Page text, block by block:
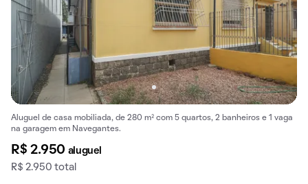
Aluguel de casa mobiliada, de 280 m² com 5 quartos, 2 banheiros e 1 vaga
na garagem em Navegantes.
R$ 2.950 aluguel
R$ 2.950 total